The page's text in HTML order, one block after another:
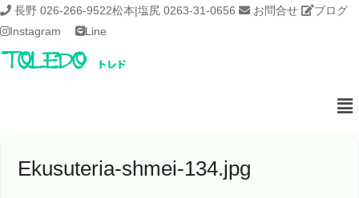
長野 026-266-9522松本|塩尻 0263-31-0656 お問合せ
ブログ
Instagram
Line
Ekusuteria-shmei-134.jpg